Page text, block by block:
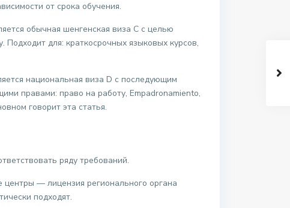
от срока обучения.
обычная шенгенская виза C с целью
для: краткосрочных языковых курсов,
национальная виза D с последующим
правами: право на работу, Empadronamiento,
говорит эта статья.
ряду требований.
— лицензия регионального органа
подходят.